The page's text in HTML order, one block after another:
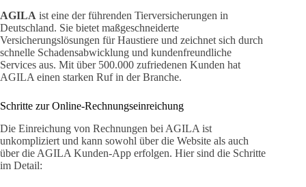
AGILA ist eine der führenden Tierversicherungen in
Deutschland. Sie bietet maßgeschneiderte
Versicherungslösungen für Haustiere und zeichnet sich durch
schnelle Schadensabwicklung und kundenfreundliche
Services aus. Mit über 500.000 zufriedenen Kunden hat
AGILA einen starken Ruf in der Branche.
Schritte zur Online-Rechnungseinreichung
Die Einreichung von Rechnungen bei AGILA ist
unkompliziert und kann sowohl über die Website als auch
über die AGILA Kunden-App erfolgen. Hier sind die Schritte
im Detail: